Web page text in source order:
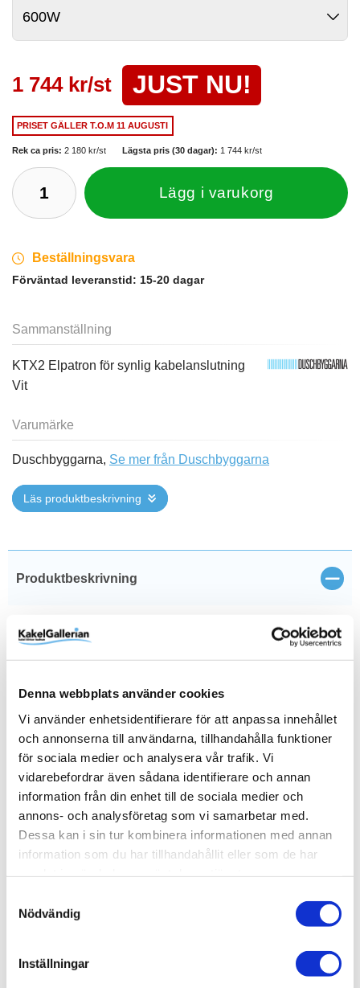
Denna webbplats använder cookies
Vi använder enhetsidentifierare för att anpassa innehållet
och annonserna till användarna, tillhandahålla funktioner
för sociala medier och analysera vår trafik. Vi
vidarebefordrar även sådana identifierare och annan
information från din enhet till de sociala medier och
annons- och analysföretag som vi samarbetar med.
Dessa kan i sin tur kombinera informationen med annan
information som du har tillhandahållit eller som de har
Nödvändig
Inställningar
1 744 kr/st JUST NU!
PRISET GÄLLERT.O.M 11 AUGUSTI
Rek ca pris: 2 180 kr/st Lägsta pris (30 dagar): 1 744 kr/st
Lägg i varukorg
Beställningsvara
Förväntad leveranstid: 15-20 dagar
Sammanställning
KTX2 Elpatron för synlig kabelanslutning
Vit
Varumärke
Duschbyggarna, Se mer från Duschbyggarna
Läs produktbeskrivning
Produktbeskrivning Stäng
Det ingår även ett värmeelement utan kostnad, och då
Du kan även få endast termostat-delen utan
värmeelementet. Men då måste du själv ha ett
fungerande värmeelement.
Produktinformation
SKU / artikelnummer: TKTX2S-V-600W-DB
Relaterade kategorier
Varumärken /